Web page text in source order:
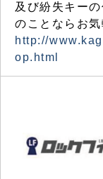
及び紛失キー
のことならお気
http://
op.html